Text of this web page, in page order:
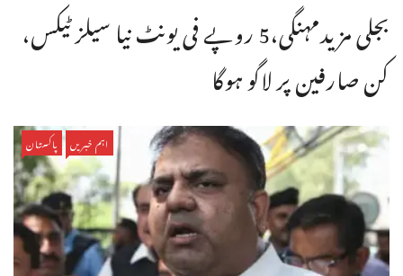
بجلی مزیدمہنگی،5 روپے فی یونٹ نیا سیلز ٹیکس،
کن صارفین پر لاگو ہوگا
اہم خبریں پاکستان